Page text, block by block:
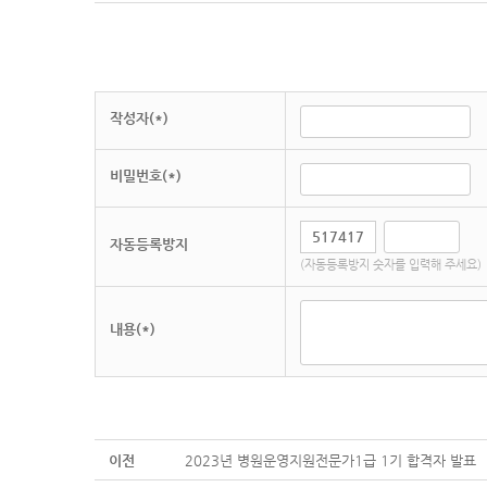
작성자(*)
비밀번호(*)
자동등록방지
(자동등록방지 숫자를 입력해 주세요)
내용(*)
이전 2023년 병원운영지원전문가1급 1기 합격자 발표